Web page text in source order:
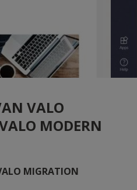
VALO
MODERN
MIGRATION